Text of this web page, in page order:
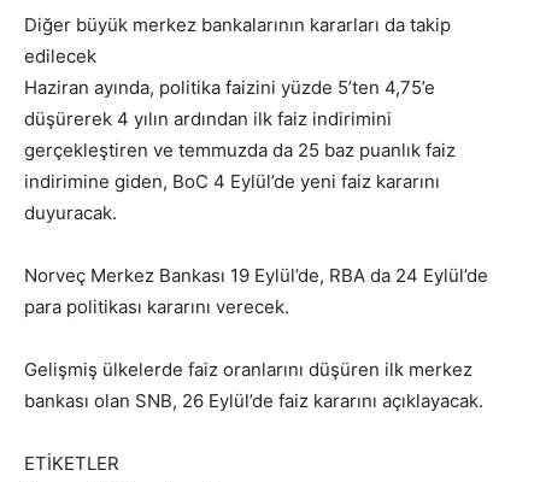
Diğer büyük merkez bankalarının kararları da takip
edilecek
Haziran ayında, politika faizini yüzde 5’ten 4,75’e
düşürerek 4 yılın ardından ilk faiz indirimini
gerçekleştiren ve temmuzda da 25 baz puanlık faiz
indirimine giden, BoC 4 Eylül’de yeni faiz kararını
duyuracak.
Norveç Merkez Bankası 19 Eylül’de, RBA da 24 Eylül’de
para politikası kararını verecek.
Gelişmiş ülkelerde faiz oranlarını düşüren ilk merkez
bankası olan SNB, 26 Eylül’de faiz kararını açıklayacak.
ETİKETLER